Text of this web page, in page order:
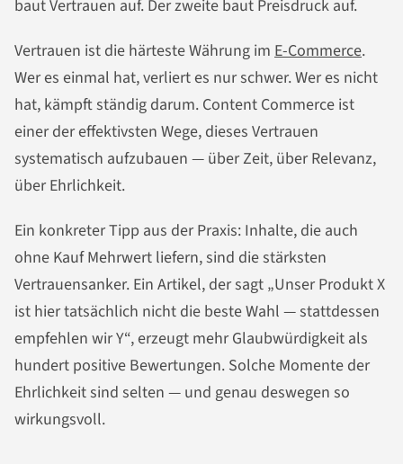
baut Vertrauen auf. Der zweite baut Preisdruck auf.
Vertrauen ist die härteste Währung im E-Commerce.
Wer es einmal hat, verliert es nur schwer. Wer es nicht
hat, kämpft ständig darum. Content Commerce ist
einer der effektivsten Wege, dieses Vertrauen
systematisch aufzubauen — über Zeit, über Relevanz,
über Ehrlichkeit.
Ein konkreter Tipp aus der Praxis: Inhalte, die auch
ohne Kauf Mehrwert liefern, sind die stärksten
Vertrauensanker. Ein Artikel, der sagt „Unser Produkt X
ist hier tatsächlich nicht die beste Wahl — stattdessen
empfehlen wir Y“, erzeugt mehr Glaubwürdigkeit als
hundert positive Bewertungen. Solche Momente der
Ehrlichkeit sind selten — und genau deswegen so
wirkungsvoll.